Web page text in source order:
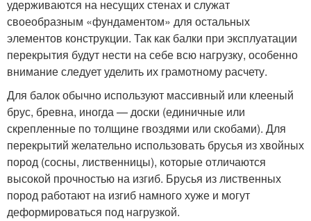
удерживаются на несущих стенах и служат
своеобразным «фундаментом» для остальных
элементов конструкции. Так как балки при эксплуатации
перекрытия будут нести на себе всю нагрузку, особенно
внимание следует уделить их грамотному расчету.
Для балок обычно используют массивный или клееный
брус, бревна, иногда — доски (единичные или
скрепленные по толщине гвоздями или скобами). Для
перекрытий желательно использовать брусья из хвойных
пород (сосны, лиственницы), которые отличаются
высокой прочностью на изгиб. Брусья из лиственных
пород работают на изгиб намного хуже и могут
деформироваться под нагрузкой.